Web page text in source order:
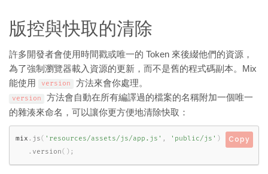
版控與快取的清除
許多開發者會使用時間戳或唯一的 Token 來後綴他們的資源，
為了強制瀏覽器載入資源的更新，而不是舊的程式碼副本。Mix
能使用
version 方法來會你處理。
version
方法會自動在所有編譯過的檔案的名稱附加一個唯一
的雜湊來命名，可以讓你更方便地清除快取：
mix . js( 'resources/assets/js/app.js' , 'public/js' )
. version( ) ;
Copy